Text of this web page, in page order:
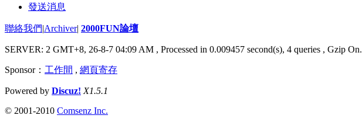
發送消息
聯絡我們|Archiver| 2000FUN論壇
SERVER: 2 GMT+8, 26-8-7 04:09 AM , Processed in 0.009457 second(s), 4 queries , Gzip On.
Sponsor： 工作間 , 網頁寄存
Powered by Discuz! X1.5.1
© 2001-2010 Comsenz Inc.